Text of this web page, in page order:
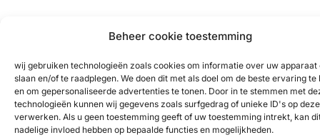
Beheer cookie toestemming
wij gebruiken technologieën zoals cookies om informatie over uw apparaat
slaan en/of te raadplegen. We doen dit met als doel om de beste ervaring te
en om gepersonaliseerde advertenties te tonen. Door in te stemmen met
technologieën kunnen wij gegevens zoals surfgedrag of unieke ID's op
verwerken. Als u geen toestemming geeft of uw toestemming intrekt, kan
nadelige invloed hebben op bepaalde functies en mogelijkheden.